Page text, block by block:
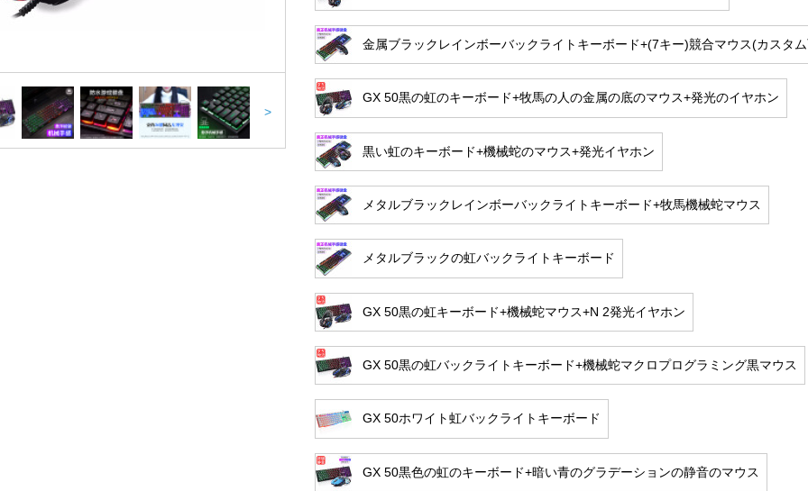
>
金属ブラックレインボーバックライトキーボード+(7キー)競合マウス(カスタ
GX 50黒の虹のキーボード+牧馬の人の金属の底のマウス+発光のイヤホン
黒い虹のキーボード+機械蛇のマウス+発光イヤホン
メタルブラックレインボーバックライトキーボード+牧馬機械蛇マウス
メタルブラックの虹バックライトキーボード
GX 50黒の虹キーボード+機械蛇マウス+N 2発光イヤホン
GX 50黒の虹バックライトキーボード+機械蛇マクロプログラミング黒マウス
GX 50ホワイト虹バックライトキーボード
GX 50黒色の虹のキーボード+暗い青のグラデーションの静音のマウス